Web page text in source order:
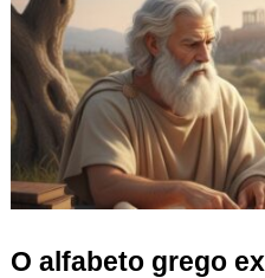
O alfabeto grego